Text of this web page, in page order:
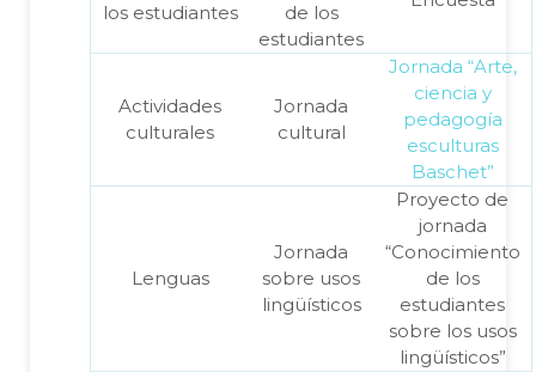
los estudiantes
de los
estudiantes
Actividades
culturales
Jornada
cultural
Jornada “Arte,
ciencia y
pedagogía
esculturas
Baschet”
Lenguas
Jornada
sobre usos
lingüísticos
Proyecto de
jornada
“Conocimiento
de los
estudiantes
sobre los usos
lingüísticos”